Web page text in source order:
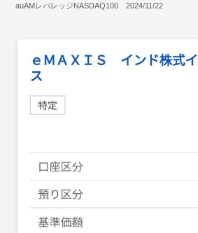
auAMレバレッジNASDAQ100 2024/11/22